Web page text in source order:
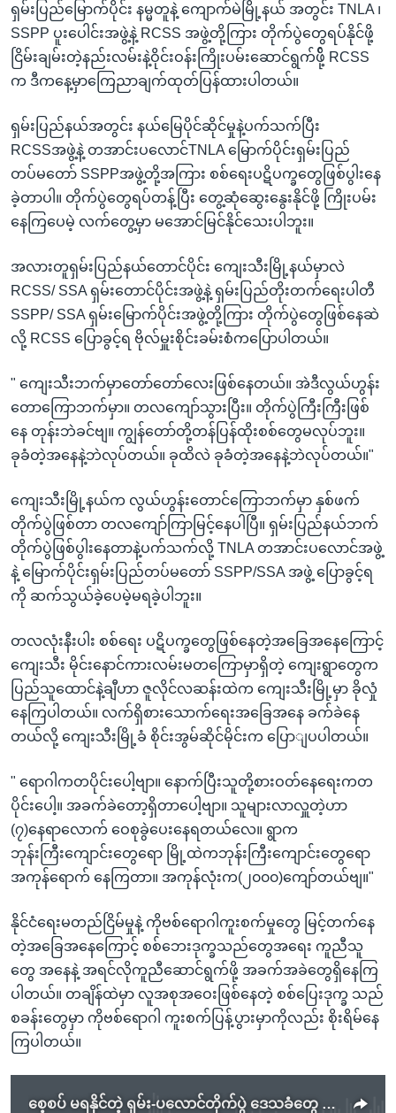
ရှမ်းပြည်မြောက်ပိုင်း နမ္မတူနဲ့ ကျောက်မဲမြို့နယ် အတွင်း TNLA ၊
SSPP ပူးပေါင်းအဖွဲ့နဲ့ RCSS အဖွဲ့တို့ကြား တိုက်ပွဲတွေရပ်နိုင်ဖို့
ငြိမ်းချမ်းတဲ့နည်းလမ်းနဲ့ဝိုင်းဝန်းကြိုးပမ်းဆောင်ရွက်ဖို့် RCSS
က ဒီကနေ့မှာကြေညာချက်ထုတ်ပြန်ထားပါတယ်။
ရှမ်းပြည်နယ်အတွင်း နယ်မြေပိုင်ဆိုင်မှုနဲ့ပက်သက်ပြီး
RCSSအဖွဲ့နဲ့ တအာင်းပလောင်TNLA မြောက်ပိုင်းရှမ်းပြည်
တပ်မတော် SSPPအဖွဲ့တို့အကြား စစ်ရေးပဋိပက္ခတွေဖြစ်ပွါးနေ
ခဲ့တာပါ။ တိုက်ပွဲတွေရပ်တန့်ပြီး တွေ့ဆုံဆွေးနွေးနိုင်ဖို့ ကြိုးပမ်း
နေကြပေမဲ့ လက်တွေ့မှာ မအောင်မြင်နိုင်သေးပါဘူး။
အလားတူရှမ်းပြည်နယ်တောင်ပိုင်း ကျေးသီးမြို့နယ်မှာလဲ
RCSS/ SSA ရှမ်းတောင်ပိုင်းအဖွဲ့နဲ့ ရှမ်းပြည်တိုးတက်ရေးပါတီ
SSPP/ SSA ရှမ်းမြောက်ပိုင်းအဖွဲ့တို့ကြား တိုက်ပွဲတွေဖြစ်နေဆဲ
လို့ RCSS ပြောခွင့်ရ ဗိုလ်မှူးစိုင်းခမ်းစံကပြောပါတယ်။
" ကျေးသီးဘက်မှာတော်တော်လေးဖြစ်နေတယ်။ အဲဒီလွယ်ဟွန်း
တောကြောဘက်မှာ။ တလကျော်သွားပြီး။ တိုက်ပွဲကြီးကြီးဖြစ်
နေ တုန်းဘဲခင်ဗျ။ ကျွန်တော်တို့တန်ပြန်ထိုးစစ်တွေမလုပ်ဘူး။
ခုခံတဲ့အနေနဲ့ဘဲလုပ်တယ်။ ခုထိလဲ ခုခံတဲ့အနေနဲ့ဘဲလုပ်တယ်။"
ကျေးသီးမြို့နယ်က လွယ်ဟွန်းတောင်ကြောဘက်မှာ နှစ်ဖက်
တိုက်ပွဲဖြစ်တာ တလကျော်ကြာမြင့်နေပါပြီ။ ရှမ်းပြည်နယ်ဘက်
တိုက်ပွဲဖြစ်ပွါးနေတာနဲ့ပက်သက်လို့ TNLA တအာင်းပလောင်အဖွဲ့
နဲ့ မြောက်ပိုင်းရှမ်းပြည်တပ်မတော် SSPP/SSA အဖွဲ့ ပြောခွင့်ရ
ကို ဆက်သွယ်ခဲ့ပေမဲ့မရခဲ့ပါဘူး။
တလလုံးနီးပါး စစ်ရေး ပဋိပက္ခတွေဖြစ်နေတဲ့အခြေအနေကြောင့်
ကျေးသီး မိုင်းနောင်ကားလမ်းမတကြောမှာရှိတဲ့ ကျေးရွာတွေက
ပြည်သူထောင်နဲ့ချီဟာ ဇူလိုင်လဆန်းထဲက ကျေးသီးမြို့မှာ ခိုလှုံ
နေကြပါတယ်။ လက်ရှိစားသောက်ရေးအခြေအနေ ခက်ခဲနေ
တယ်လို့ ကျေးသီးမြို့ခံ စိုင်းအွမ်ဆိုင်မိုင်းက ပြောျပပါတယ်။
" ရောဂါကတပိုင်းပေါ့ဗျာ။ နောက်ပြီးသူတို့စားဝတ်နေရေးကတ
ပိုင်းပေါ့။ အခက်ခဲတော့ရှိတာပေါ့ဗျာ။ သူများလာလှူတဲ့ဟာ
(၇)နေရာလောက် ဝေစုခွဲပေးနေရတယ်လေ။ ရွာက
ဘုန်းကြီးကျောင်းတွေရော မြို့ထဲကဘုန်းကြီးကျောင်းတွေရော
အကုန်ရောက် နေကြတာ။ အကုန်လုံးက(၂၀၀၀)ကျော်တယ်ဗျ။"
နိုင်ငံရေးမတည်ငြိမ်မှုနဲ့ ကိုဗစ်ရောဂါကူးစက်မှုတွေ မြင့်တက်နေ
တဲ့အခြေအနေကြောင့် စစ်ဘေးဒုက္ခသည်တွေအရေး ကူညီသူ
တွေ အနေနဲ့ အရင်လိုကူညီဆောင်ရွက်ဖို့ အခက်အခဲတွေရှိနေကြ
ပါတယ်။ တချိန်ထဲမှာ လူအစုအဝေးဖြစ်နေတဲ့ စစ်ပြေးဒုက္ခ သည်
စခန်းတွေမှာ ကိုဗစ်ရောဂါ ကူးစက်ပြန့်ပွားမှာကိုလည်း စိုးရိမ်နေ
ကြပါတယ်။
စေ့စပ် မရနိုင်တဲ့ ရှမ်း-ပလောင်တိုက်ပွဲ ဒေသခံတွေ ဒုက္ခရောက်